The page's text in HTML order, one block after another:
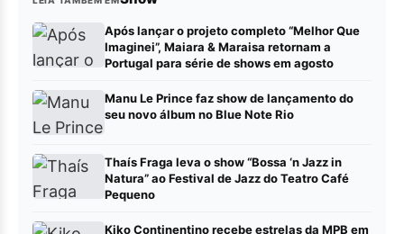
Após lançar o projeto completo “Melhor Que
Imaginei”, Maiara & Maraisa retornam a
Portugal para série de shows em agosto
Manu Le Prince faz show de lançamento do
seu novo álbum no Blue Note Rio
Thaís Fraga leva o show “Bossa ‘n Jazz in
Natura” ao Festival de Jazz do Teatro Café
Pequeno
Kiko Continentino recebe estrelas da MPB em